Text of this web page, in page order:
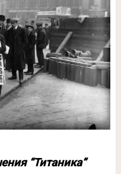
“Титаника”